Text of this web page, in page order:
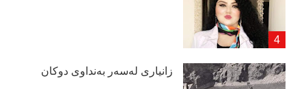
زانیاری لەسەر بەنداوی دوكان